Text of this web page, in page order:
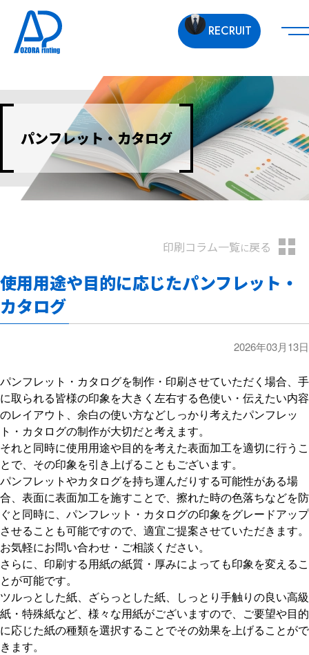
RECRUIT
パンフレット・カタログ
使用用途や目的に応じたパンフレット・
カタログ
2026年03月13日
印刷コラム一覧に戻る
パンフレット・カタログを制作・印刷させていただく場合、手
に取られる皆様の印象を大きく左右する色使い・伝えたい内容
のレイアウト、余白の使い方などしっかり考えたパンフレッ
ト・カタログの制作が大切だと考えます。
それと同時に使用用途や目的を考えた表面加工を適切に行うこ
とで、その印象を引き上げることもございます。
パンフレットやカタログを持ち運んだりする可能性がある場
合、表面に表面加工を施すことで、擦れた時の色落ちなどを防
ぐと同時に、パンフレット・カタログの印象をグレードアップ
させることも可能ですので、適宜ご提案させていただきます。
お気軽にお問い合わせ・ご相談ください。
さらに、印刷する用紙の紙質・厚みによっても印象を変えるこ
とが可能です。
ツルっとした紙、ざらっとした紙、しっとり手触りの良い高級
紙・特殊紙など、様々な用紙がございますので、ご要望や目的
に応じた紙の種類を選択することでその効果を上げることがで
きます。